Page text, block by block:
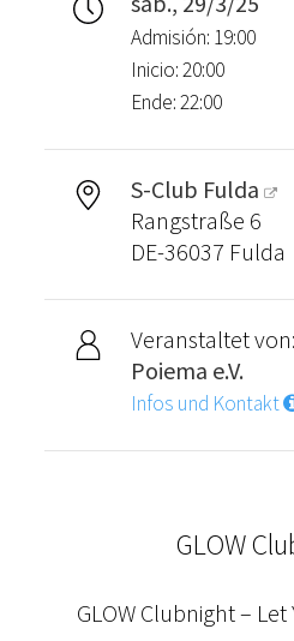
Admisión: 19:00
Inicio: 20:00
Ende: 22:00
S-Club Fulda
Rangstraße 6
DE-36037 Fulda
Veranstaltet von:
Poiema e.V.
Infos und Kontakt
GLOW
GLOW Clubnight –